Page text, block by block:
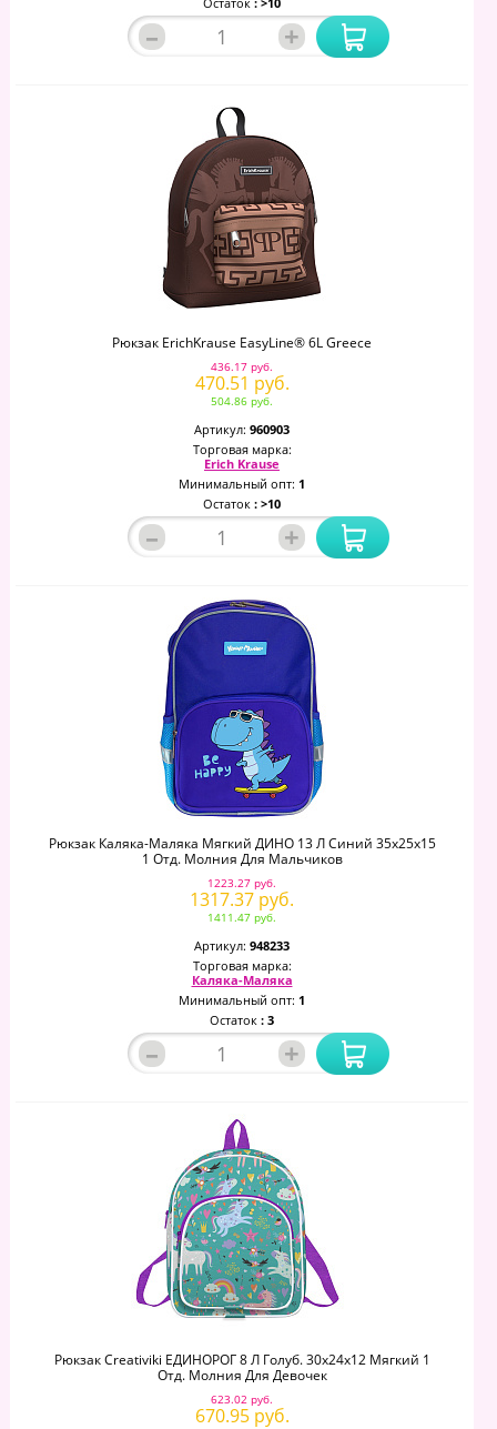
– +
Рюкзак ErichKrause EasyLine® 6L Greece
436.17 руб.
470.51 руб.
504.86 руб.
Артикул: 960903
Торговая марка:
Erich Krause
Минимальный опт: 1
Остаток : >10
– +
Рюкзак Каляка-Маляка Мягкий ДИНО 13 Л Синий 35x25x15
1 Отд. Молния Для Мальчиков
1223.27 руб.
1317.37 руб.
1411.47 руб.
Артикул: 948233
Торговая марка:
Каляка-Маляка
Минимальный опт: 1
Остаток : 3
– +
Рюкзак Creativiki ЕДИНОРОГ 8 Л Голуб. 30x24x12 Мягкий 1
Отд. Молния Для Девочек
623.02 руб.
670.95 руб.